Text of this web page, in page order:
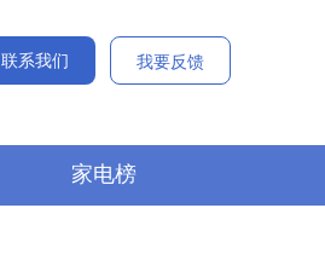
联系我们
我要反馈
家电榜